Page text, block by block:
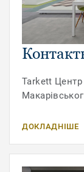
Tarkett Центр
ДОКЛАДНІШЕ